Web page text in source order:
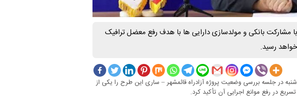
با مشارکت بانکی و مولدسازی دارایی ها با هدف رفع معضل ترافیک
رسید.
در جلسه بررسی وضعیت پروژه آزادراه قائمشهر – ساری این طرح را یکی از
در رفع موانع اجرایی آن تأکید کرد.